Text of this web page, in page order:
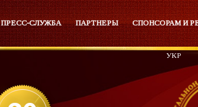
ПРЕСС-СЛУЖБА ПАРТНЕРЫ СПОНСОРАМ И
УКР